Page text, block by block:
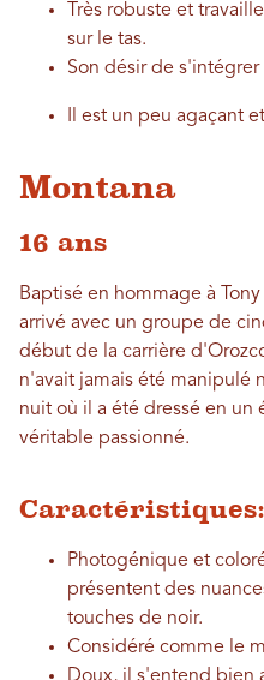
Très robuste et
sur le tas.
Son désir de s'intégrer
Il est un peu agaçant
Montana
16 ans
Baptisé en hommage à
arrivé avec un groupe de
début de la carrière
n'avait jamais été manipulé
nuit où il a été dressé en un
véritable passionné.
Caractéristiques:
Photogénique et
présentent des
touches de noir.
Considéré comme le